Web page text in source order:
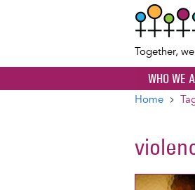
Together,
WHO WE
Home